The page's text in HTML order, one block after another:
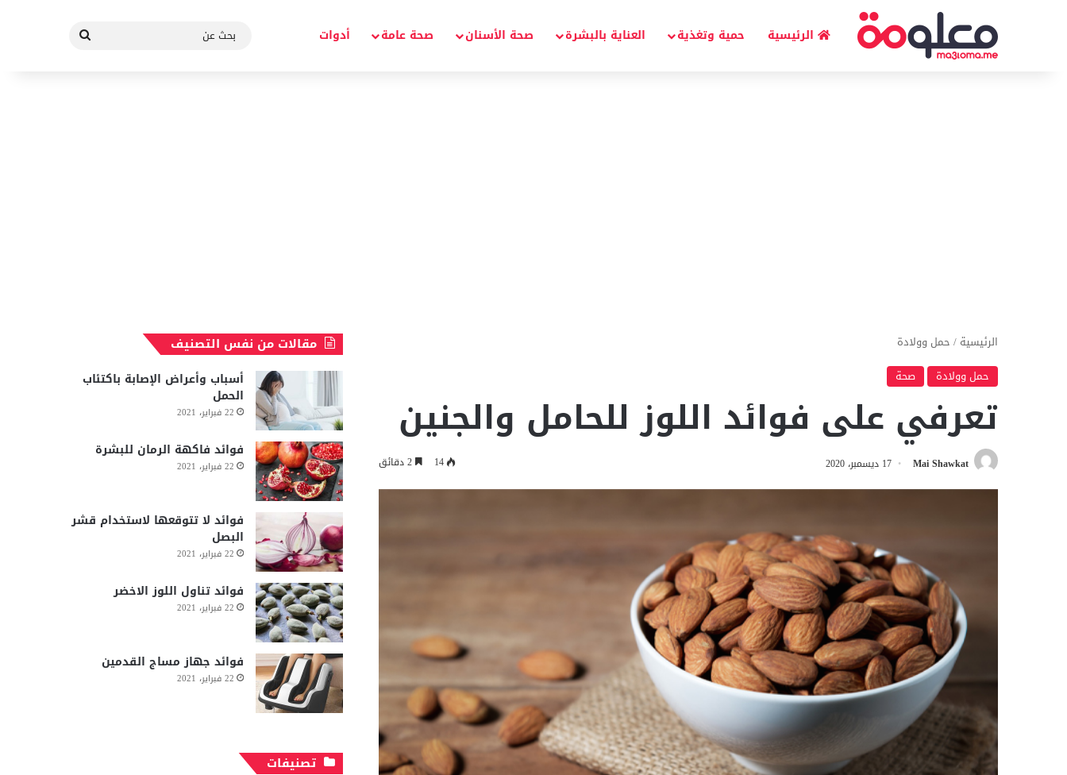
الرئيسية حمية وتغذية العناية بالبشرة صحة الأسنان صحة عامة أدوات
بحث
الرئيسية / حمل وولادة
حمل وولادة
صحة
تعرفي على فوائد اللوز للحامل والجنين
Mai Shawkat 17 ديسمبر، 2020 14
مقالات من نفس التصنيف
أسباب وأعراض الإصابة باكتئاب
الحمل
22 فبراير، 2021
فوائد فاكهة الرمان للبشرة
22 فبراير، 2021
فوائد لا تتوقعها لاستخدام قشر
البصل
22 فبراير، 2021
فوائد تناول اللوز الاخضر
22 فبراير، 2021
فوائد جهاز مساج القدمين
22 فبراير، 2021
تصنيفات